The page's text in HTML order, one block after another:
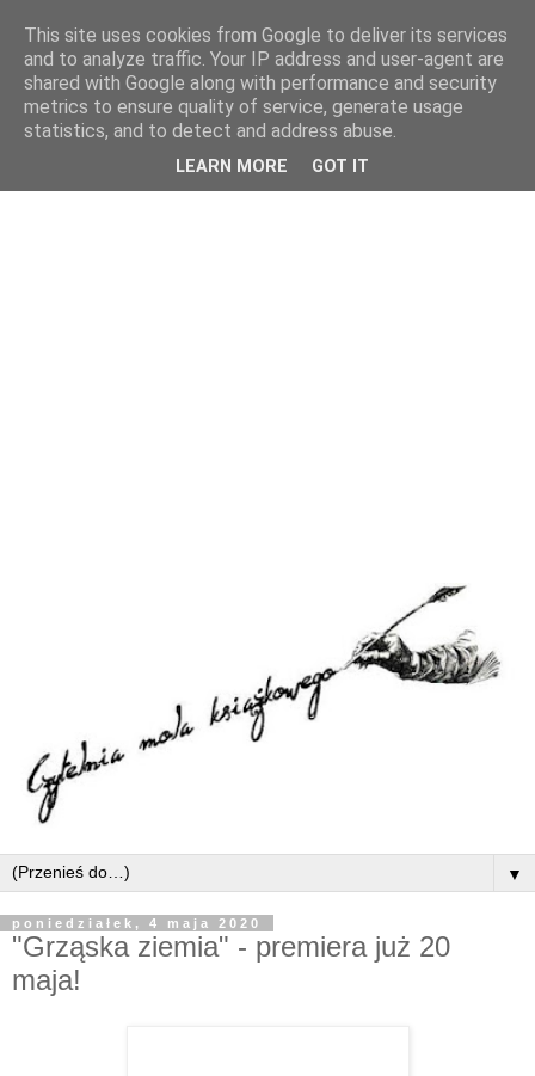
▼
poniedziałek, 4 maja 2020
"Grząska ziemia" - premiera już 20
maja!
This site uses cookies from Google to deliver its services
and to analyze traffic. Your IP address and user-agent are
shared with Google along with performance and security
metrics to ensure quality of service, generate usage
statistics, and to detect and address abuse.
LEARN MORE GOT IT